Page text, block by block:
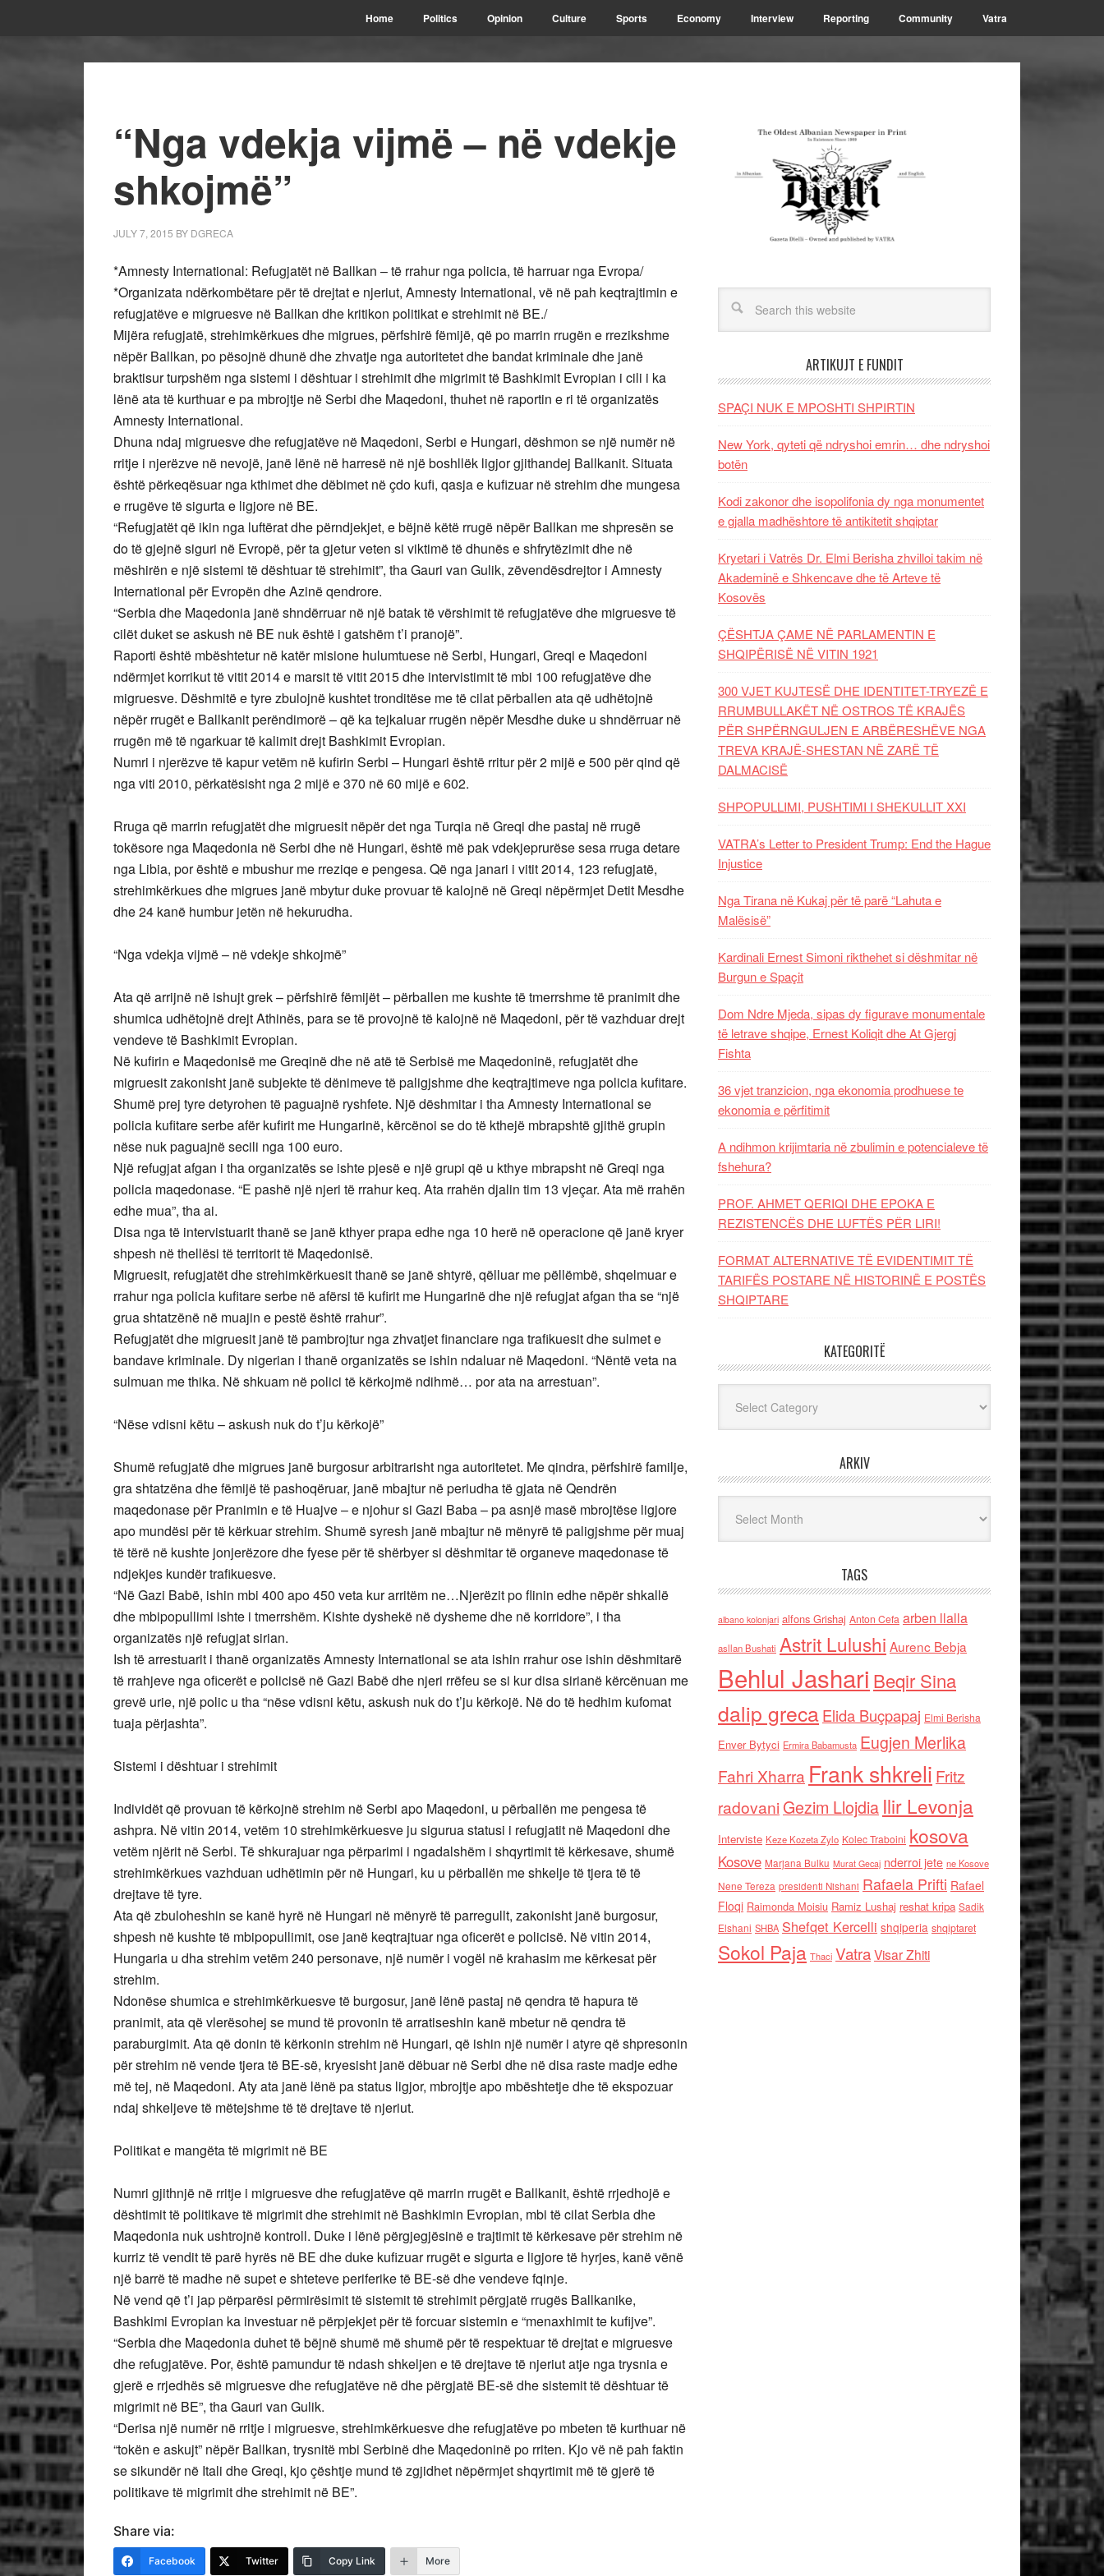
Home Politics Opinion Culture Sports Economy Interview Reporting Community Vatra
“Nga vdekja vijmë – në vdekje
shkojmë”
JULY 7, 2015 BY DGRECA
*Amnesty International: Refugjatët në Ballkan – të rrahur nga policia, të harruar nga Evropa/
*Organizata ndërkombëtare për të drejtat e njeriut, Amnesty International, vë në pah keqtrajtimin e
refugjatëve e migruesve në Ballkan dhe kritikon politikat e strehimit në BE./
Mijëra refugjatë, strehimkërkues dhe migrues, përfshirë fëmijë, që po marrin rrugën e rrezikshme
nëpër Ballkan, po pësojnë dhunë dhe zhvatje nga autoritetet dhe bandat kriminale dhe janë
braktisur turpshëm nga sistemi i dështuar i strehimit dhe migrimit të Bashkimit Evropian i cili i ka
lënë ata të kurthuar e pa mbrojtje në Serbi dhe Maqedoni, thuhet në raportin e ri të organizatës
Amnesty International.
Dhuna ndaj migruesve dhe refugjatëve në Maqedoni, Serbi e Hungari, dëshmon se një numër në
rritje i njerëzve në nevojë, janë lënë në harresë në një boshllëk ligjor gjithandej Ballkanit. Situata
është përkeqësuar nga kthimet dhe dëbimet në çdo kufi, qasja e kufizuar në strehim dhe mungesa
e rrugëve të sigurta e ligjore në BE.
“Refugjatët që ikin nga luftërat dhe përndjekjet, e bëjnë këtë rrugë nëpër Ballkan me shpresën se
do të gjejnë siguri në Evropë, për ta gjetur veten si viktimë të dhunës e shfrytëzimit dhe në
mëshirën e një sistemi të dështuar të strehimit”, tha Gauri van Gulik, zëvendësdrejtor i Amnesty
International për Evropën dhe Azinë qendrore.
“Serbia dhe Maqedonia janë shndërruar në një batak të vërshimit të refugjatëve dhe migruesve të
cilët duket se askush në BE nuk është i gatshëm t’i pranojë”.
Raporti është mbështetur në katër misione hulumtuese në Serbi, Hungari, Greqi e Maqedoni
ndërmjet korrikut të vitit 2014 e marsit të vitit 2015 dhe intervistimit të mbi 100 refugjatëve dhe
migruesve. Dëshmitë e tyre zbulojnë kushtet tronditëse me të cilat përballen ata që udhëtojnë
nëpër rrugët e Ballkanit perëndimorë – që ka tejkaluar rrugën nëpër Mesdhe duke u shndërruar në
rrugën më të ngarkuar të kalimit drejt Bashkimit Evropian.
Numri i njerëzve të kapur vetëm në kufirin Serbi – Hungari është rritur për 2 mijë e 500 për qind që
nga viti 2010, përkatësisht nga 2 mijë e 370 në 60 mijë e 602.
Rruga që marrin refugjatët dhe migruesit nëpër det nga Turqia në Greqi dhe pastaj në rrugë
tokësore nga Maqedonia në Serbi dhe në Hungari, është më pak vdekjeprurëse sesa rruga detare
nga Libia, por është e mbushur me rreziqe e pengesa. Që nga janari i vitit 2014, 123 refugjatë,
strehimkërkues dhe migrues janë mbytur duke provuar të kalojnë në Greqi nëpërmjet Detit Mesdhe
dhe 24 kanë humbur jetën në hekurudha.
“Nga vdekja vijmë – në vdekje shkojmë”
Ata që arrijnë në ishujt grek – përfshirë fëmijët – përballen me kushte të tmerrshme të pranimit dhe
shumica udhëtojnë drejt Athinës, para se të provojnë të kalojnë në Maqedoni, për të vazhduar drejt
vendeve të Bashkimit Evropian.
Në kufirin e Maqedonisë me Greqinë dhe në atë të Serbisë me Maqedoninë, refugjatët dhe
migruesit zakonisht janë subjekte të dënimeve të paligjshme dhe keqtrajtimeve nga policia kufitare.
Shumë prej tyre detyrohen të paguajnë ryshfete. Një dëshmitar i tha Amnesty International se
policia kufitare serbe afër kufirit me Hungarinë, kërcënoi se do të kthejë mbrapshtë gjithë grupin
nëse nuk paguajnë secili nga 100 euro.
Një refugjat afgan i tha organizatës se ishte pjesë e një grupi që u kthye mbrapsht në Greqi nga
policia maqedonase. “E pashë një njeri të rrahur keq. Ata rrahën djalin tim 13 vjeçar. Ata më rrahën
edhe mua”, tha ai.
Disa nga të intervistuarit thanë se janë kthyer prapa edhe nga 10 herë në operacione që janë kryer
shpesh në thellësi të territorit të Maqedonisë.
Migruesit, refugjatët dhe strehimkërkuesit thanë se janë shtyrë, qëlluar me pëllëmbë, shqelmuar e
rrahur nga policia kufitare serbe në afërsi të kufirit me Hungarinë dhe një refugjat afgan tha se “një
grua shtatzënë në muajin e pestë është rrahur”.
Refugjatët dhe migruesit janë të pambrojtur nga zhvatjet financiare nga trafikuesit dhe sulmet e
bandave kriminale. Dy nigerian i thanë organizatës se ishin ndaluar në Maqedoni. “Nëntë veta na
sulmuan me thika. Në shkuam në polici të kërkojmë ndihmë… por ata na arrestuan”.
“Nëse vdisni këtu – askush nuk do t’ju kërkojë”
Shumë refugjatë dhe migrues janë burgosur arbitrarisht nga autoritetet. Me qindra, përfshirë familje,
gra shtatzëna dhe fëmijë të pashoqëruar, janë mbajtur në periudha të gjata në Qendrën
maqedonase për Pranimin e të Huajve – e njohur si Gazi Baba – pa asnjë masë mbrojtëse ligjore
apo mundësi për të kërkuar strehim. Shumë syresh janë mbajtur në mënyrë të paligjshme për muaj
të tërë në kushte jonjerëzore dhe fyese për të shërbyer si dëshmitar të organeve maqedonase të
ndjekjes kundër trafikuesve.
“Në Gazi Babë, ishin mbi 400 apo 450 veta kur arritëm ne…Njerëzit po flinin edhe nëpër shkallë
dhe mbipopullimi ishte i tmerrshëm. Kishte dyshekë në dysheme dhe në korridore”, i tha
organizatës një refugjat sirian.
Ish të arrestuarit i thanë organizatës Amnesty International se ata ishin rrahur ose ishin dëshmitarë
të rrahjeve nga oficerët e policisë në Gazi Babë dhe njeri rrëfeu se si kur disa sirianë kërcënuan me
grevë urie, një polic u tha “nëse vdisni këtu, askush nuk do t’ju kërkojë. Në do të hedhim kufomat
tuaja përjashta”.
Sistemi i dështuar i strehimit
Individët që provuan të kërkojnë strehim në Serbi apo Maqedoni, u përballën me pengesa të
ashpra. Në vitin 2014, vetëm 10 strehimkërkuesve ju sigurua statusi i refugjatit në Maqedoni dhe
vetëm njërit në Serbi. Të shkurajuar nga përparimi i ngadalshëm i shqyrtimit të kërkesave, shumë
strehimkërkues vazhduan udhëtimin për në Hungari, ku u përballën me shkelje të tjera të të
drejtave të tyre.
Ata që zbuloheshin se kanë hyrë në Hungari në mënyrë të parregullt, zakonisht janë burgosur,
shpesh në kushte të mbipopullimit, ose janë keqtrajtuar nga oficerët e policisë. Në vitin 2014,
Hungaria u dha strehim vetëm 240 personave, një numër i vogël në krahasim me kërkesat për
strehim.
Ndonëse shumica e strehimkërkuesve të burgosur, janë lënë pastaj në qendra të hapura të
pranimit, ata që vlerësohej se mund të provonin të arratiseshin kanë mbetur në qendra të
paraburgimit. Ata që donin të kërkonin strehim në Hungari, që ishin një numër i atyre që shpresonin
për strehim në vende tjera të BE-së, kryesisht janë dëbuar në Serbi dhe në disa raste madje edhe
më tej, në Maqedoni. Aty ata janë lënë pa status ligjor, mbrojtje apo mbështetje dhe të ekspozuar
ndaj shkeljeve të mëtejshme të të drejtave të njeriut.
Politikat e mangëta të migrimit në BE
Numri gjithnjë në rritje i migruesve dhe refugjatëve që marrin rrugët e Ballkanit, është rrjedhojë e
dështimit të politikave të migrimit dhe strehimit në Bashkimin Evropian, mbi të cilat Serbia dhe
Maqedonia nuk ushtrojnë kontroll. Duke i lënë përgjegjësinë e trajtimit të kërkesave për strehim në
kurriz të vendit të parë hyrës në BE dhe duke kufizuar rrugët e sigurta e ligjore të hyrjes, kanë vënë
një barrë të madhe në supet e shteteve periferike të BE-së dhe vendeve fqinje.
Në vend që t’i jap përparësi përmirësimit të sistemit të strehimit përgjatë rrugës Ballkanike,
Bashkimi Evropian ka investuar në përpjekjet për të forcuar sistemin e “menaxhimit te kufijve”.
“Serbia dhe Maqedonia duhet të bëjnë shumë më shumë për të respektuar të drejtat e migruesve
dhe refugjatëve. Por, është pamundur të ndash shkeljen e të drejtave të njeriut atje nga trysnia e
gjerë e rrjedhës së migruesve dhe refugjatëve në dhe përgjatë BE-së dhe sistemit të dështuar të
migrimit në BE”, tha Gauri van Gulik.
“Derisa një numër në rritje i migruesve, strehimkërkuesve dhe refugjatëve po mbeten të kurthuar në
“tokën e askujt” nëpër Ballkan, trysnitë mbi Serbinë dhe Maqedoninë po rriten. Kjo vë në pah faktin
se sikundër në Itali dhe Greqi, kjo çështje mund të zgjidhet nëpërmjet shqyrtimit më të gjerë të
politikave të migrimit dhe strehimit në BE”.
Share via:
Facebook Twitter Copy Link More
ARTIKUJT E FUNDIT
SPAÇI NUK E MPOSHTI SHPIRTIN
New York, qyteti që ndryshoi emrin… dhe ndryshoi
botën
Kodi zakonor dhe isopolifonia dy nga monumentet
e gjalla madhështore të antikitetit shqiptar
Kryetari i Vatrës Dr. Elmi Berisha zhvilloi takim në
Akademinë e Shkencave dhe të Arteve të
Kosovës
ÇËSHTJA ÇAME NË PARLAMENTIN E
SHQIPËRISË NË VITIN 1921
300 VJET KUJTESË DHE IDENTITET-TRYEZË E
RRUMBULLAKËT NË OSTROS TË KRAJËS
PËR SHPËRNGULJEN E ARBËRESHËVE NGA
TREVA KRAJË-SHESTAN NË ZARË TË
DALMACISË
SHPOPULLIMI, PUSHTIMI I SHEKULLIT XXI
VATRA’s Letter to President Trump: End the Hague
Injustice
Nga Tirana në Kukaj për të parë “Lahuta e
Malësisë”
Kardinali Ernest Simoni rikthehet si dëshmitar në
Burgun e Spaçit
Dom Ndre Mjeda, sipas dy figurave monumentale
të letrave shqipe, Ernest Koliqit dhe At Gjergj
Fishta
36 vjet tranzicion, nga ekonomia prodhuese te
ekonomia e përfitimit
A ndihmon krijimtaria në zbulimin e potencialeve të
fshehura?
PROF. AHMET QERIQI DHE EPOKA E
REZISTENCЁS DHE LUFTЁS PЁR LIRI!
FORMAT ALTERNATIVE TË EVIDENTIMIT TË
TARIFËS POSTARE NË HISTORINË E POSTËS
SHQIPTARE
KATEGORITË
ARKIV
TAGS
albano kolonjari alfons Grishaj Anton Cefa arben llalla
asllan Bushati Astrit Lulushi Aurenc Bebja
Behlul Jashari Beqir Sina
dalip grecaElida Buçpapaj Elmi Berisha
Enver Bytyci Ermira Babamusta Eugjen Merlika
Fahri Xharra Frank shkreli Fritz
radovaniGezim Llojdia Ilir Levonja
Interviste Keze Kozeta Zylo Kolec Traboini kosova
Kosove Marjana Bulku Murat Gecaj nderroi jete ne Kosove
Nene Tereza presidenti Nishani Rafaela Prifti Rafael
Floqi Raimonda Moisiu Ramiz Lushaj reshat kripa Sadik
Elshani SHBA Shefqet Kercelli shqiperia shqiptaret
Sokol Paja Thaci VatraVisar Zhiti